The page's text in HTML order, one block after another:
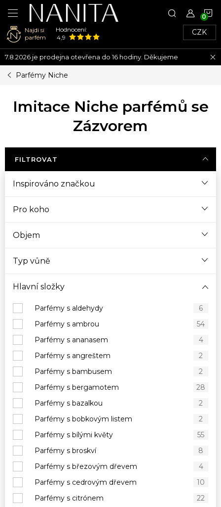
Přejít
na
obsah
Najdi si
parfém
Hodnocení:
4,9
CZK
7.8.2026 je prodejna otevřena do 16 hodiny. Děkujeme
Parfémy Niche
Imitace Niche parfémů se
Zázvorem
FILTROVAT
Inspirováno značkou
Pro koho
Objem
Typ vůně
Hlavní složky
Parfémy s aldehydy
6
Parfémy s ambrou
54
Parfémy s ananasem
4
Parfémy s angreštem
2
Parfémy s bambusem
2
Parfémy s bergamotem
28
Parfémy s bazalkou
2
Parfémy s bobkovým listem
2
Parfémy s bílými květy
55
Parfémy s broskví
8
Parfémy s březovým dřevem
4
Parfémy s cedrovým dřevem
10
Parfémy s citrónem
22